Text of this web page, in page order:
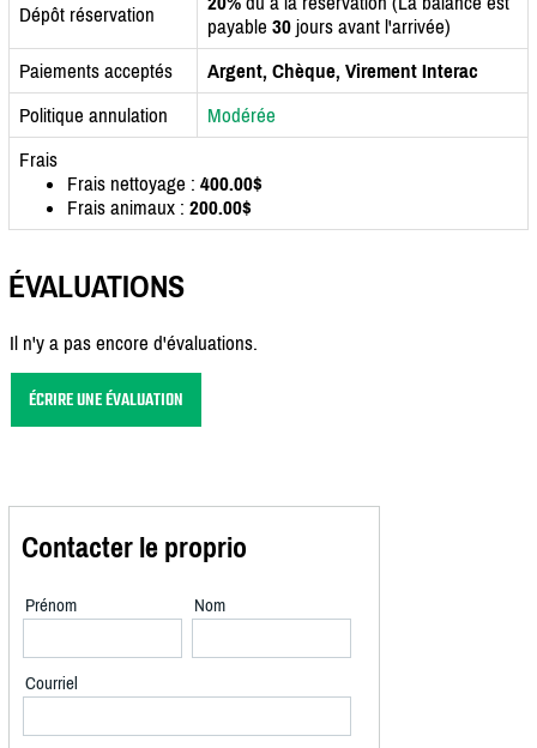
Dépôt réservation
payable 30 jours avant l'arrivée)
Paiements acceptés
Argent, Chèque, Virement Interac
Politique annulation
Modérée
Frais
Frais nettoyage : 400.00$
Frais animaux : 200.00$
ÉVALUATIONS
Il n'y a pas encore d'évaluations.
ÉCRIRE UNE ÉVALUATION
Contacter le proprio
Prénom Nom
Courriel